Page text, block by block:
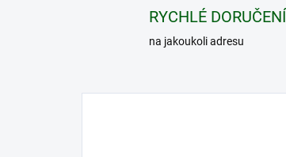
RYCHLÉ DORUČENÍ
na jakoukoli adresu